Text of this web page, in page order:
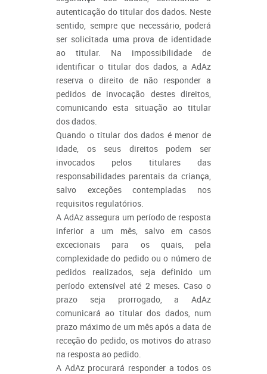
autenticação do titular dos dados. Neste
sentido, sempre que necessário, poderá
ser solicitada uma prova de identidade
ao titular. Na impossibilidade de
identificar o titular dos dados, a AdAz
reserva o direito de não responder a
pedidos de invocação destes direitos,
comunicando esta situação ao titular
dos dados.
Quando o titular dos dados é menor de
idade, os seus direitos podem ser
invocados pelos titulares das
responsabilidades parentais da criança,
salvo exceções contempladas nos
requisitos regulatórios.
A AdAz assegura um período de resposta
inferior a um mês, salvo em casos
excecionais para os quais, pela
complexidade do pedido ou o número de
pedidos realizados, seja definido um
período extensível até 2 meses. Caso o
prazo seja prorrogado, a AdAz
comunicará ao titular dos dados, num
prazo máximo de um mês após a data de
receção do pedido, os motivos do atraso
na resposta ao pedido.
A AdAz procurará responder a todos os